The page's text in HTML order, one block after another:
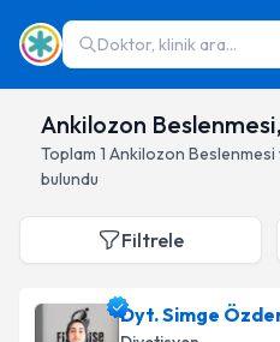
Doktor, klinik ara...
Ankilozon
Toplam 1 Ankilozon Beslenmesi
bulundu
Filtrele
Dyt. Simge